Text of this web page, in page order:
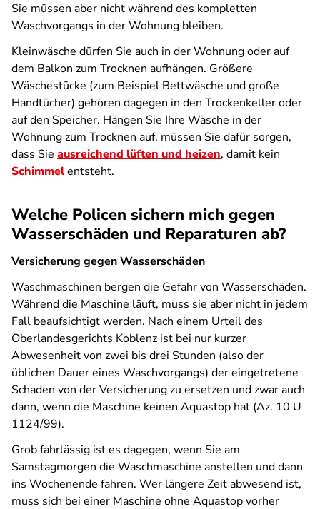
Sie müssen aber nicht während des kompletten
Waschvorgangs in der Wohnung bleiben.
Kleinwäsche dürfen Sie auch in der Wohnung oder auf
dem Balkon zum Trocknen aufhängen. Größere
Wäschestücke (zum Beispiel Bettwäsche und große
Handtücher) gehören dagegen in den Trockenkeller oder
auf den Speicher. Hängen Sie Ihre Wäsche in der
Wohnung zum Trocknen auf, müssen Sie dafür sorgen,
dass Sie ausreichend lüften und heizen, damit kein
Schimmelentsteht.
Welche Policen sichern mich gegen
Wasserschäden und Reparaturen ab?
Versicherung gegen Wasserschäden
Waschmaschinen bergen die Gefahr von Wasserschäden.
Während die Maschine läuft, muss sie aber nicht in jedem
Fall beaufsichtigt werden. Nach einem Urteil des
Oberlandesgerichts Koblenz ist bei nur kurzer
Abwesenheit von zwei bis drei Stunden (also der
üblichen Dauer eines Waschvorgangs) der eingetretene
Schaden von der Versicherung zu ersetzen und zwar auch
dann, wenn die Maschine keinen Aquastop hat (Az. 10 U
1124/99).
Grob fahrlässig ist es dagegen, wenn Sie am
Samstagmorgen die Waschmaschine anstellen und dann
ins Wochenende fahren. Wer längere Zeit abwesend ist,
muss sich bei einer Maschine ohne Aquastop vorher